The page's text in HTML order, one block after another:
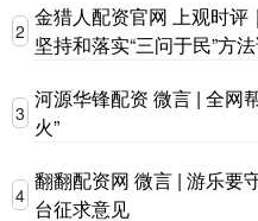
2
金猎人配资官网 上观时
坚持和落实“三问于民”方
3
河源华锋配资 微言 | 全网
火”
4
翻翻配资网 微言 | 游乐要
台征求意见